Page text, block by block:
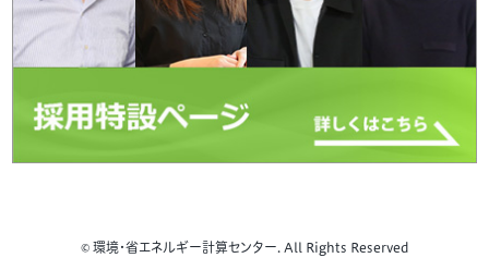
© 環境・省エネルギー計算センター. All Rights Reserved